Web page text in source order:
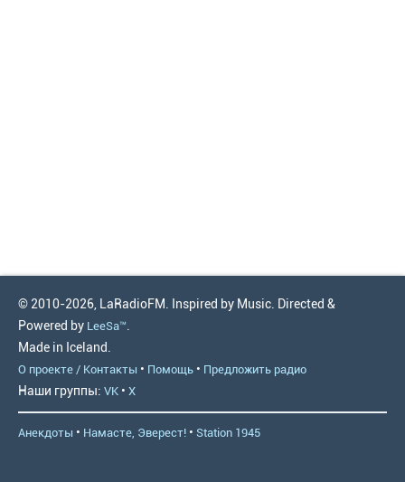
© 2010-2026, LaRadioFM. Inspired by Music. Directed &
Powered by LeeSa™.
Made in Iceland.
О проекте / Контакты • Помощь • Предложить радио
Наши группы: VK • X
Анекдоты • Намасте, Эверест! • Station 1945